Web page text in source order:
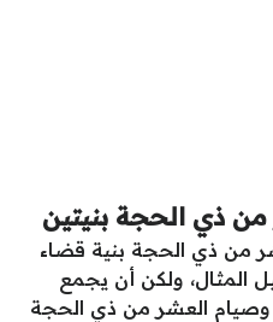
ذي الحجة بنيتين
من ذي الحجة بنية قضاء
المثال، ولكن أن يجمع
وصيام العشر من ذي الحجة